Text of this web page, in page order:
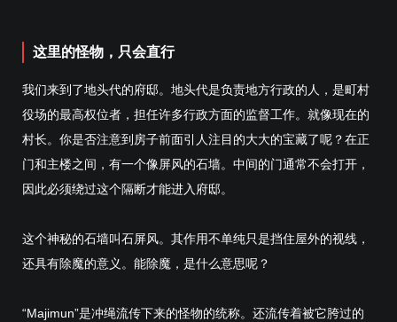
这里的怪物，只会直行
我们来到了地头代的府邸。地头代是负责地方行政的人，是町村
役场的最高权位者，担任许多行政方面的监督工作。就像现在的
村长。你是否注意到房子前面引人注目的大大的宝藏了呢？在正
门和主楼之间，有一个像屏风的石墙。中间的门通常不会打开，
因此必须绕过这个隔断才能进入府邸。
这个神秘的石墙叫石屏风。其作用不单纯只是挡住屋外的视线，
还具有除魔的意义。能除魔，是什么意思呢？
“Majimun”是冲绳流传下来的怪物的统称。还流传着被它胯过的